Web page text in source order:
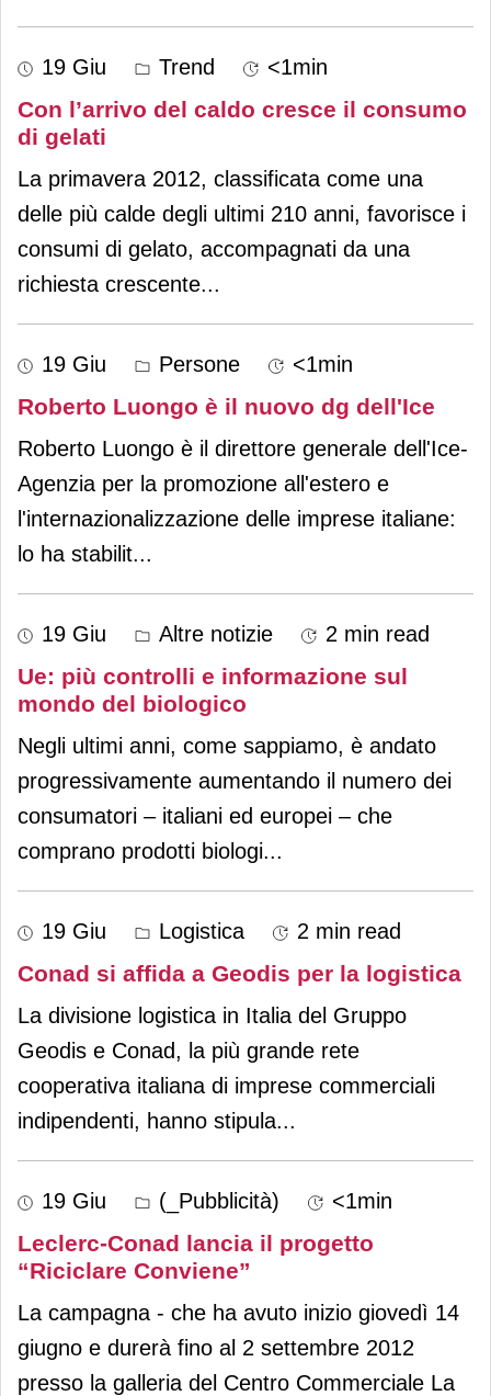
19 Giu Trend <1min
Con l’arrivo del caldo cresce il consumo
di gelati
La primavera 2012, classificata come una
delle più calde degli ultimi 210 anni, favorisce i
consumi di gelato, accompagnati da una
richiesta crescente...
19 Giu Persone <1min
Roberto Luongo è il nuovo dg dell'Ice
Roberto Luongo è il direttore generale dell'Ice-
Agenzia per la promozione all'estero e
l'internazionalizzazione delle imprese italiane:
lo ha stabilit...
19 Giu Altre notizie 2 min read
Ue: più controlli e informazione sul
mondo del biologico
Negli ultimi anni, come sappiamo, è andato
progressivamente aumentando il numero dei
consumatori – italiani ed europei – che
comprano prodotti biologi...
19 Giu Logistica 2 min read
Conad si affida a Geodis per la logistica
La divisione logistica in Italia del Gruppo
Geodis e Conad, la più grande rete
cooperativa italiana di imprese commerciali
indipendenti, hanno stipula...
19 Giu (_Pubblicità) <1min
Leclerc-Conad lancia il progetto
“Riciclare Conviene”
La campagna - che ha avuto inizio giovedì 14
giugno e durerà fino al 2 settembre 2012
presso la galleria del Centro Commerciale La